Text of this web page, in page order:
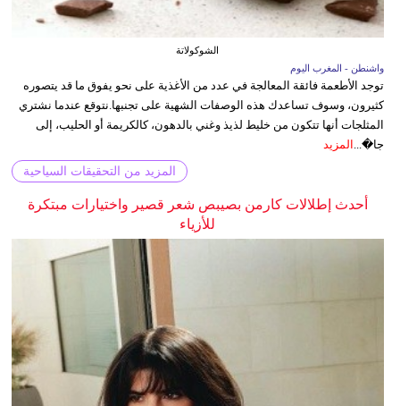
الشوكولاتة
واشنطن - المغرب اليوم
توجد الأطعمة فائقة المعالجة في عدد من الأغذية على نحو يفوق ما قد يتصوره
كثيرون، وسوف تساعدك هذه الوصفات الشهية على تجنبها.نتوقع عندما نشتري
المثلجات أنها تتكون من خليط لذيذ وغني بالدهون، كالكريمة أو الحليب، إلى
جا�... المزيد
المزيد من التحقيقات السياحية
أحدث إطلالات كارمن بصيبص شعر قصير واختيارات مبتكرة
للأزياء